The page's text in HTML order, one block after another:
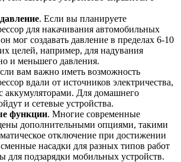
. Если вы планируете
для накачивания автомобильных
мог создавать давление в пределах 6-10
целей, например, для надувания
и меньшего давления.
вам важно иметь возможность
вдали от источников электричества,
аккумуляторами. Для домашнего
и сетевые устройства.
функции. Многие современные
дополнительными опциями, такими
отключение при достижении
насадки для разных типов работ
для подзарядки мобильных устройств.